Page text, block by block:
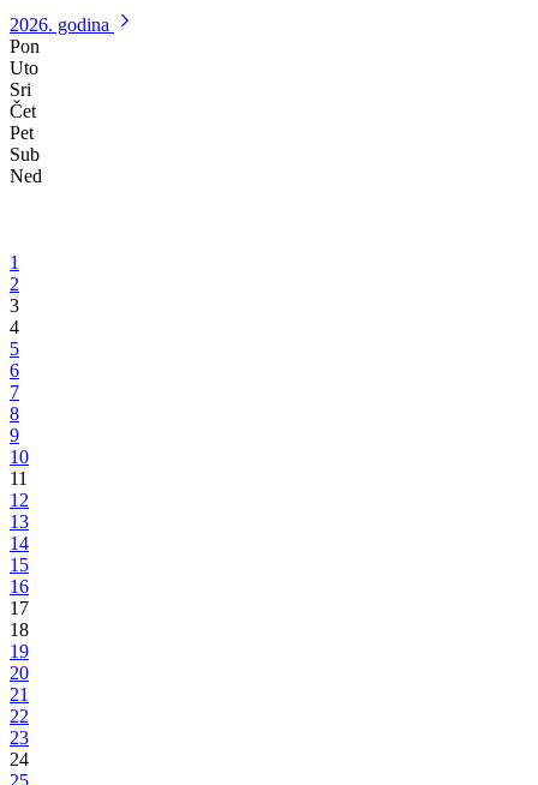
Čestitka povodom Dana državnosti BiH
Svim građanima Bosansko-podrinjskog kantona Goražde upućujemo
iskrene čestitke povodom 25. novembra – Dana državnosti Bosne i
Hercegovine